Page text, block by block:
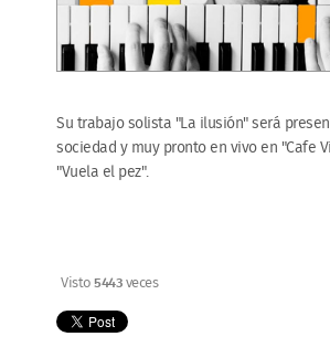
Su trabajo solista "La ilusión" será
sociedad y muy pronto en vivo en "Cafe
"Vuela el pez".
Visto5443veces